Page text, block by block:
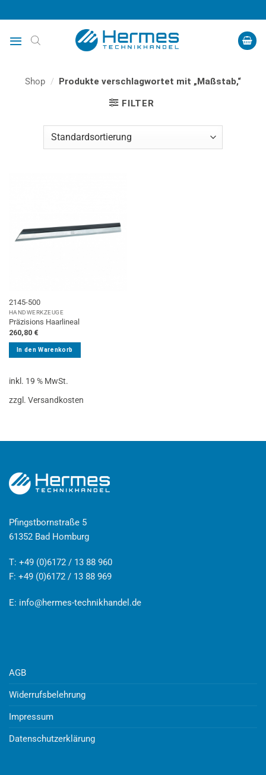
Inhalt
springen
Shop / Produkte verschlagwortet mit „Maßstab,“
FILTER
2145-500
HANDWERKZEUGE
Präzisions Haarlineal
260,80 €
In den Warenkorb
inkl. 19 % MwSt.
zzgl. Versandkosten
Pfingstbornstraße 5
61352 Bad Homburg
T: +49 (0)6172 / 13 88 960
F: +49 (0)6172 / 13 88 969
E: info@hermes-technikhandel.de
AGB
Widerrufsbelehrung
Impressum
Datenschutzerklärung